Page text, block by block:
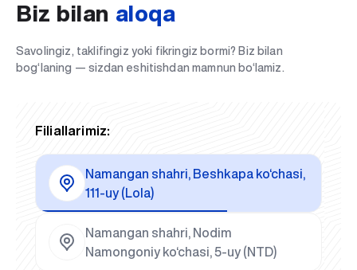
Biz bilan aloqa
Savolingiz, taklifingiz yoki fikringiz bormi? Biz bilan
bog‘laning — sizdan eshitishdan mamnun bo‘lamiz.
Filiallarimiz:
Namangan shahri, Beshkapa ko‘chasi,
111-uy (Lola)
Namangan shahri, Nodim
Namongoniy ko‘chasi, 5-uy (NTD)